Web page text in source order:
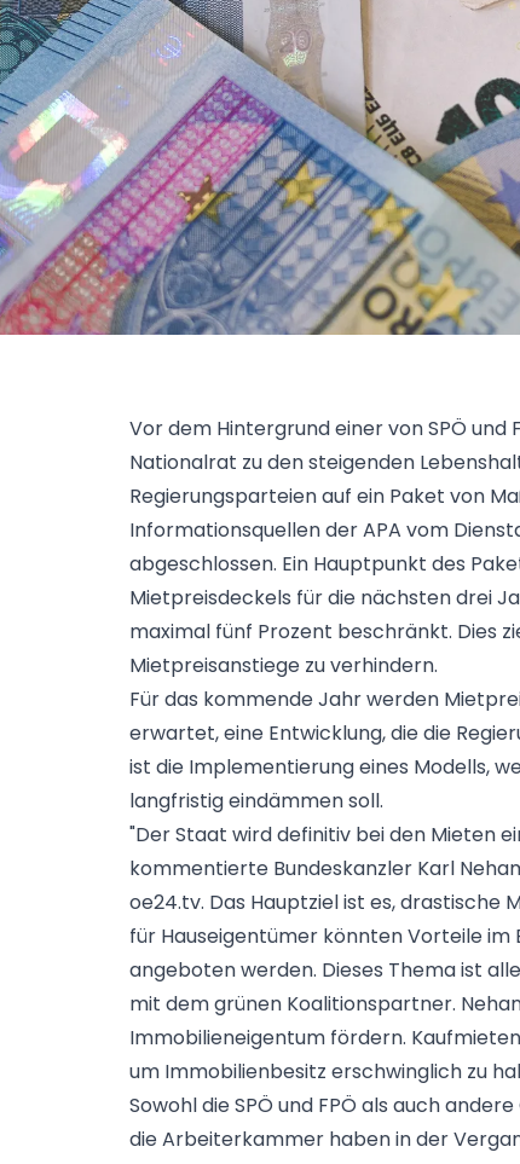
Vor dem Hintergrund einer von SPÖ
Nationalrat zu den steigenden
Regierungsparteien auf ein Paket von
Informationsquellen der APA vom
abgeschlossen. Ein Hauptpunkt des
Mietpreisdeckels für die nächsten drei
maximal fünf Prozent beschränkt. Dies
Mietpreisanstiege zu verhindern.
Für das kommende Jahr werden
erwartet, eine Entwicklung, die die
ist die Implementierung eines Modells,
langfristig eindämmen soll.
"Der Staat wird definitiv bei den Mieten
kommentierte Bundeskanzler Karl
oe24.tv. Das Hauptziel ist es, drastische
für Hauseigentümer könnten Vorteile
angeboten werden. Dieses Thema ist
mit dem grünen Koalitionspartner.
Immobilieneigentum fördern.
um Immobilienbesitz erschwinglich zu
Sowohl die SPÖ und FPÖ als auch
die Arbeiterkammer haben in der